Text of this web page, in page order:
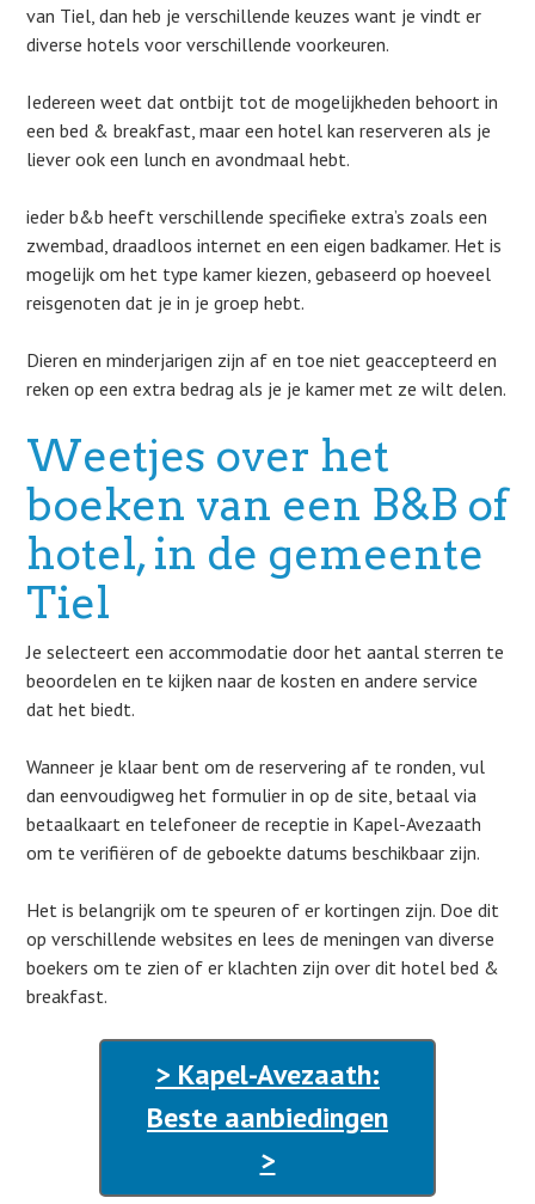
van Tiel, dan heb je verschillende keuzes want je vindt er
diverse hotels voor verschillende voorkeuren.
Iedereen weet dat ontbijt tot de mogelijkheden behoort in
een bed & breakfast, maar een hotel kan reserveren als je
liever ook een lunch en avondmaal hebt.
ieder b&b heeft verschillende specifieke extra’s zoals een
zwembad, draadloos internet en een eigen badkamer. Het is
mogelijk om het type kamer kiezen, gebaseerd op hoeveel
reisgenoten dat je in je groep hebt.
Dieren en minderjarigen zijn af en toe niet geaccepteerd en
reken op een extra bedrag als je je kamer met ze wilt delen.
Weetjes over het
boeken van een B&B of
hotel, in de gemeente
Tiel
Je selecteert een accommodatie door het aantal sterren te
beoordelen en te kijken naar de kosten en andere service
dat het biedt.
Wanneer je klaar bent om de reservering af te ronden, vul
dan eenvoudigweg het formulier in op de site, betaal via
betaalkaart en telefoneer de receptie in Kapel-Avezaath
om te verifiëren of de geboekte datums beschikbaar zijn.
Het is belangrijk om te speuren of er kortingen zijn. Doe dit
op verschillende websites en lees de meningen van diverse
boekers om te zien of er klachten zijn over dit hotel bed &
breakfast.
> Kapel-Avezaath:
Beste aanbiedingen
>